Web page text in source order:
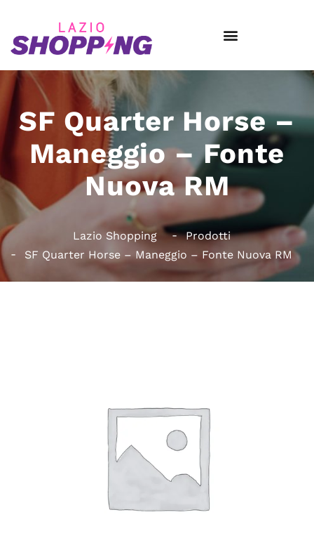
SF Quarter Horse –
Maneggio – Fonte
Nuova RM
Lazio Shopping
Prodotti
SF Quarter Horse – Maneggio – Fonte Nuova RM